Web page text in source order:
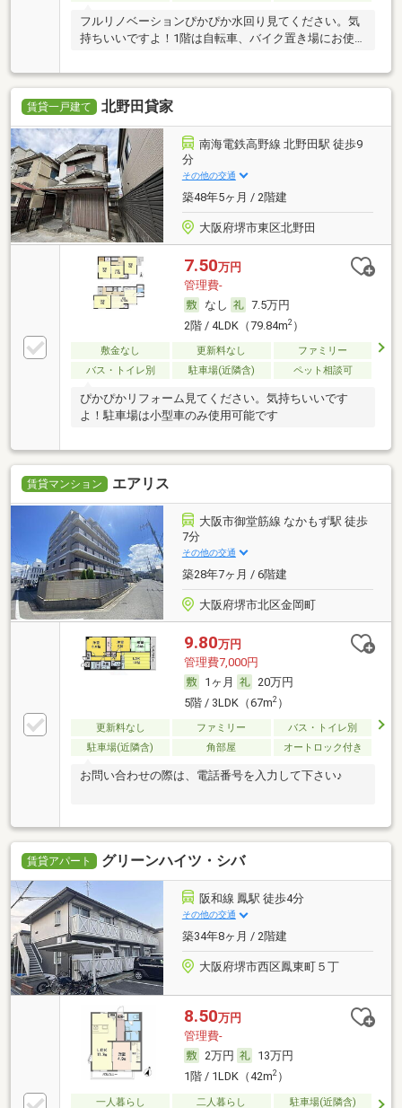
フルリノベーションぴかぴか水回り見てください。気
持ちいいですよ！1階は自転車、バイク置き場にお使
賃貸一戸建て 北野田貸家
南海電鉄高野線 北野田駅 徒歩9
分
その他の交通
築48年5ヶ月 / 2階建
大阪府堺市東区北野田
7.50万円
管理費-
なし
7.5万円
2階 / 4LDK（79.84m2）
敷金なし 更新料なし
ファミリー
バス・トイレ別
駐車場(近隣含) ペット相談可
ぴかぴかリフォーム見てください。気持ちいいです
よ！駐車場は小型車のみ使用可能です
賃貸マンション エアリス
大阪市御堂筋線 なかもず駅 徒歩
7分
その他の交通
築28年7ヶ月 / 6階建
大阪府堺市北区金岡町
9.80万円
管理費7,000円
1ヶ月
20万円
5階 / 3LDK（67m2）
更新料なし ファミリー
バス・トイレ別
駐車場(近隣含)
角部屋 オートロック付き
お問い合わせの際は、電話番号を入力して下さい♪
賃貸アパート グリーンハイツ・シバ
阪和線 鳳駅 徒歩4分
その他の交通
築34年8ヶ月 / 2階建
大阪府堺市西区鳳東町５丁
8.50万円
管理費-
2万円
13万円
1階 / 1LDK（42m2）
一人暮らし 二人暮らし 駐車場(近隣含)